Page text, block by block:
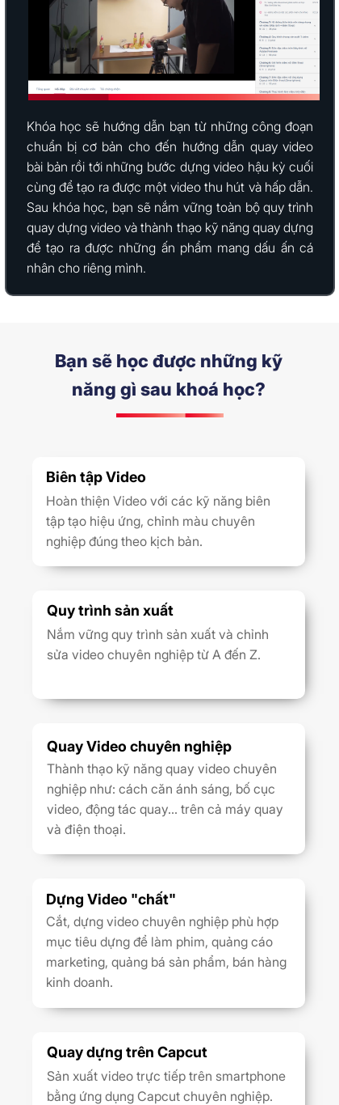
Khóa học sẽ hướng dẫn bạn từ những công đoạn
chuẩn bị cơ bản cho đến hướng dẫn quay video
bài bản rồi tới những bước dựng video hậu kỳ cuối
cùng để tạo ra được một video thu hút và hấp dẫn.
Sau khóa học, bạn sẽ nắm vững toàn bộ quy trình
quay dựng video và thành thạo kỹ năng quay dựng
để tạo ra được những ấn phẩm mang dấu ấn cá
nhân cho riêng mình.
Quy trình sản xuất
Nắm vững quy trình sản xuất và chỉnh
sửa video chuyên nghiệp từ A đến Z.
Quay dựng trên Capcut
Sản xuất video trực tiếp trên smartphone
bằng ứng dụng Capcut chuyên nghiệp.
Biên tập Video
Hoàn thiện Video với các kỹ năng biên
tập tạo hiệu ứng, chỉnh màu chuyên
nghiệp đúng theo kịch bản.
Quay Video chuyên nghiệp
Thành thạo kỹ năng quay video chuyên
nghiệp như: cách căn ánh sáng, bố cục
video, động tác quay... trên cả máy quay
và điện thoại.
Dựng Video "chất"
Cắt, dựng video chuyên nghiệp phù hợp
mục tiêu dựng để làm phim, quảng cáo
marketing, quảng bá sản phẩm, bán hàng
kinh doanh.
Bạn sẽ học được những kỹ
năng gì sau khoá học?